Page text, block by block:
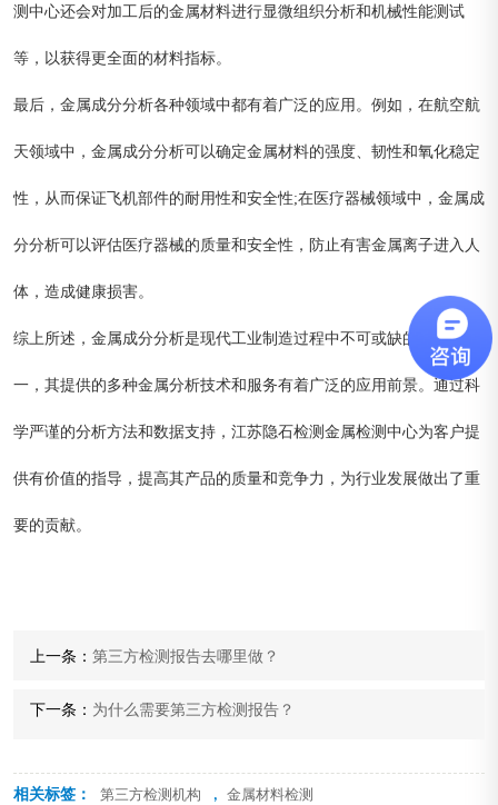
测中心还会对加工后的金属材料进行显微组织分析和机械性能测试
等，以获得更全面的材料指标。
最后，金属成分分析各种领域中都有着广泛的应用。例如，在航空航
天领域中，金属成分分析可以确定金属材料的强度、韧性和氧化稳定
性，从而保证飞机部件的耐用性和安全性;在医疗器械领域中，金属成
分分析可以评估医疗器械的质量和安全性，防止有害金属离子进入人
体，造成健康损害。
综上所述，金属成分分析是现代工业制造过程中不可或缺的机构之
一，其提供的多种金属分析技术和服务有着广泛的应用前景。通过科
学严谨的分析方法和数据支持，江苏隐石检测金属检测中心为客户提
供有价值的指导，提高其产品的质量和竞争力，为行业发展做出了重
要的贡献。
上一条： 第三方检测报告去哪里做？
下一条： 为什么需要第三方检测报告？
相关标签： 第三方检测机构 , 金属材料检测